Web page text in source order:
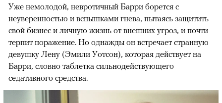
Уже немолодой, невротичный Барри борется с
неуверенностью и вспышками гнева, пытаясь защитить
свой бизнес и личную жизнь от внешних угроз, и почти
терпит поражение. Но однажды он встречает странную
девушку Лену (Эмили Уотсон), которая действует на
Барри, словно таблетка сильнодействующего
седативного средства.